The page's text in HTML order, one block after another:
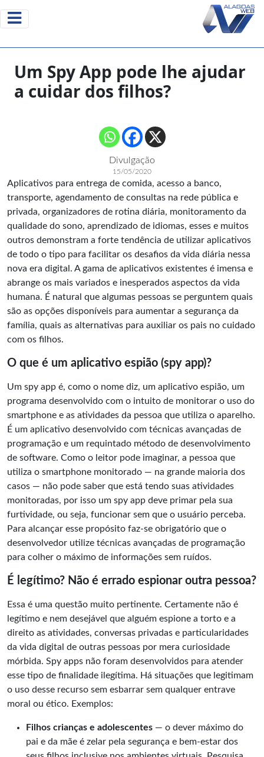
Um Spy App pode lhe ajudar
a cuidar dos filhos?
Divulgação
15/05/2020
Aplicativos para entrega de comida, acesso a banco,
transporte, agendamento de consultas na rede pública e
privada, organizadores de rotina diária, monitoramento da
qualidade do sono, aprendizado de idiomas, esses e muitos
outros demonstram a forte tendência de utilizar aplicativos
de todo o tipo para facilitar os desafios da vida diária nessa
nova era digital. A gama de aplicativos existentes é imensa e
abrange os mais variados e inesperados aspectos da vida
humana. É natural que algumas pessoas se perguntem quais
são as opções disponíveis para aumentar a segurança da
família, quais as alternativas para auxiliar os pais no cuidado
com os filhos.
O que é um aplicativo espião (spy app)?
Um spy app é, como o nome diz, um aplicativo espião, um
programa desenvolvido com o intuito de monitorar o uso do
smartphone e as atividades da pessoa que utiliza o aparelho.
É um aplicativo desenvolvido com técnicas avançadas de
programação e um requintado método de desenvolvimento
de software. Como o leitor pode imaginar, a pessoa que
utiliza o smartphone monitorado — na grande maioria dos
casos — não pode saber que está tendo suas atividades
monitoradas, por isso um spy app deve primar pela sua
furtividade, ou seja, funcionar sem que o usuário perceba.
Para alcançar esse propósito faz-se obrigatório que o
desenvolvedor utilize técnicas avançadas de programação
para colher o máximo de informações sem ruídos.
É legítimo? Não é errado espionar outra pessoa?
Essa é uma questão muito pertinente. Certamente não é
legítimo e nem desejável que alguém espione a torto e a
direito as atividades, conversas privadas e particularidades
da vida digital de outras pessoas por mera curiosidade
mórbida. Spy apps não foram desenvolvidos para atender
esse tipo de finalidade ilegítima. Há situações que legitimam
o uso desse recurso sem esbarrar sem qualquer entrave
moral ou ético. Exemplos:
Filhos crianças e adolescentes — o dever máximo do
pai e da mãe é zelar pela segurança e bem-estar dos